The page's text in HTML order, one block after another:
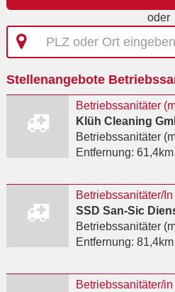
oder
PLZ
oder
eingeben
Stellenangebote
Klüh Cleaning
Betriebssanitäter
Entfernung: 61,4km
Betriebssanitäter/
SSD San-Sic
Betriebssanitäter
Entfernung: 81,4km
Betriebssanitäter/in